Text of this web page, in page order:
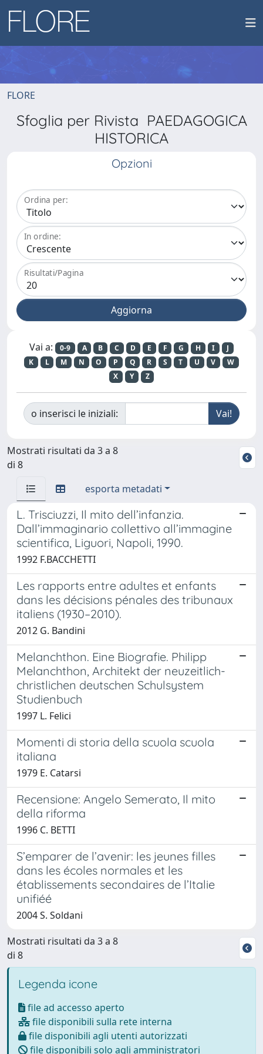
FLORE
Sfoglia per Rivista PAEDAGOGICA
HISTORICA
Opzioni
Ordina per:
In ordine:
Risultati/Pagina
Vai a: 0-9 A B C D E F G H I
J
K
L M N O P Q R S T U V
W
X
Y Z
o inserisci le iniziali:
Mostrati risultati da 3 a 8
di 8
esporta metadati
L. Trisciuzzi, Il mito dell’infanzia.
Dall’immaginario collettivo all’immagine
scientifica, Liguori, Napoli, 1990.
1992 F.BACCHETTI
Les rapports entre adultes et enfants
dans les décisions pénales des tribunaux
italiens (1930–2010).
2012 G. Bandini
Melanchthon. Eine Biografie. Philipp
Melanchthon, Architekt der neuzeitlich-
christlichen deutschen Schulsystem
Studienbuch
1997 L. Felici
Momenti di storia della scuola scuola
italiana
1979 E. Catarsi
Recensione: Angelo Semerato, Il mito
della riforma
1996 C. BETTI
S’emparer de l’avenir: les jeunes filles
dans les écoles normales et les
établissements secondaires de l’Italie
unifiéé
2004 S. Soldani
Mostrati risultati da 3 a 8
di 8
Legenda icone
file ad accesso aperto
file disponibili sulla rete interna
file disponibili agli utenti autorizzati
file disponibili solo agli amministratori